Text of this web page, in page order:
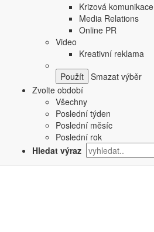
Krizová komunikace
Media Relations
Online PR
Video
Kreativní reklama
Smazat výběr
Zvolte období
Všechny
Poslední týden
Poslední měsíc
Poslední rok
Hledat výraz